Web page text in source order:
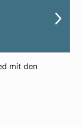
mit den